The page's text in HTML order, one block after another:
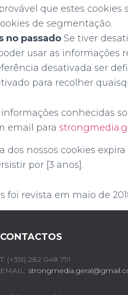
que estes cookies
de segmentação.
no passado Se tiver
usar as informações
desativada ser
para recolher
conhecidas
email para
dos nossos cookies
por [3 anos].
foi revista em maio de
CONTACTOS
T: (+351) 282 048 791
EMAIL: